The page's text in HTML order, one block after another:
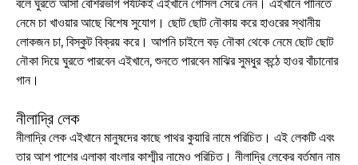
বলে ঘুরতে আসা বেশিরভাগ পর্যটকই এইখানে গোসল সেরে নেন। এইখানে পানিতে
নেমে চা খাওয়ার আছে বিশেষ সুযোগ। ছোট ছোট নৌকায় করে হাওরের স্থানীয়
লোকজন চা, বিস্কুট বিক্রয় করে। আপনি চাইলে বড় নৌকা থেকে নেমে ছোট ছোট
নৌকা দিয়ে ঘুরতে পারবেন এইখানে, শুনতে পারবেন মাঝির সুমধুর কন্ঠে হাওর বাঁচানোর
গান।
নীলাদ্রি লেক
নীলাদ্রি লেক এইখানে মানুষদের কাছে পাথর কুয়ারি নামে পরিচিত। এই লেকটি এবং
তার আশ পাশের এলাকা বাংলার কাশ্মীর নামেও পরিচিত। নীলাদ্রি লেকের বর্তমান নাম